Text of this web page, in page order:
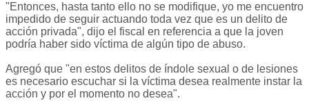
"Entonces, hasta tanto ello no se modifique, yo me encuentro
impedido de seguir actuando toda vez que es un delito de
acción privada", dijo el fiscal en referencia a que la joven
podría haber sido víctima de algún tipo de abuso.
Agregó que "en estos delitos de índole sexual o de lesiones
es necesario escuchar si la víctima desea realmente instar la
acción y por el momento no desea".